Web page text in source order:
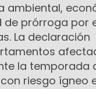
ambiental,
de prórroga por
La declaración
la temporada
riesgo ígneo